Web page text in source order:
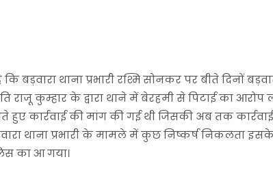
बड़वारा थाना प्रभारी रश्मि सोनकर पर बीते दिनों
राजू कुम्हार के द्वारा थाने में बेरहमी से पिटाई का
हुए कार्रवाई की मांग की गई थी जिसकी अब तक
थाना प्रभारी के मामले में कुछ निष्कर्ष निकलता
का आ गया।